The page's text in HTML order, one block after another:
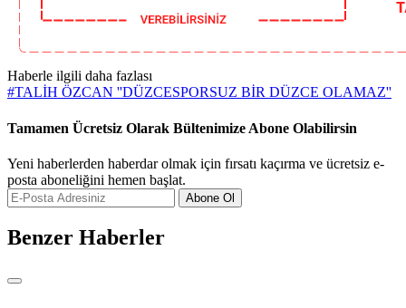
Haberle ilgili daha fazlası
#TALİH ÖZCAN ''DÜZCESPORSUZ BİR DÜZCE OLAMAZ''
Tamamen Ücretsiz Olarak Bültenimize Abone Olabilirsin
Yeni haberlerden haberdar olmak için fırsatı kaçırma ve ücretsiz e-
posta aboneliğini hemen başlat.
Abone Ol
Benzer Haberler